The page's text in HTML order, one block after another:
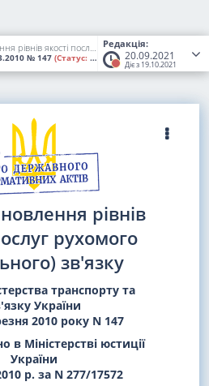
Редакція:
20.09.2021
Діє з 19.10.2021
Про встановлення рівнів якості послуг рухомого (мобільного) зв'язку
№ 147 (Статус:
рівнів
рухомого
зв'язку
транспорту та
України
2010 року N 147
в Міністерстві юстиції
України
р. за N 277/17572